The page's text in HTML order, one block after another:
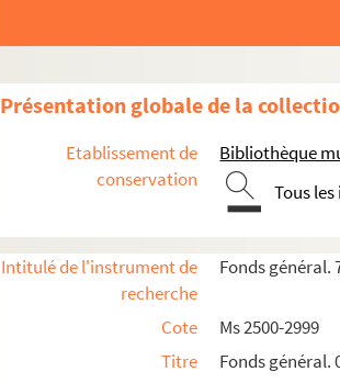
Présentation globale de la
Etablissement de
conservation
Bibliothèque
Tous
Intitulé de l'instrument de
recherche
Fonds général.
Cote
Ms 2500-2999
Titre
Fonds général.
Ms 2978. "N° 1 Z à Z N° 4. Lettres d'amis
Ms 2980. "Z. Recueil d'exporles et
Ms 2981. "Recueil d'exporles et
Ms 2982. "Z. Recueil d'exporles et
Ms 2983. "N° Abis 1 à Abis 9.
Ms 2984. "N° Abis 19 à Abis 42.
Ms 2985. "N° Abis 43 à Abis N° 66.
Ms 2986. "N° 67 Abis à Abis N° 110.